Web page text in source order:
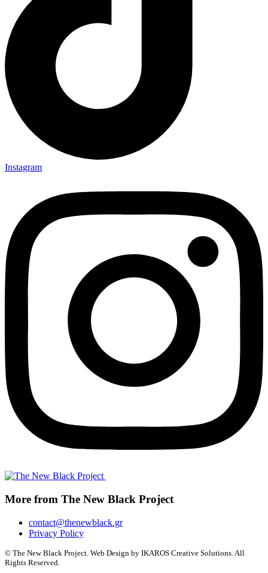
Instagram
More from The New Black Project
contact@thenewblack.gr
Privacy Policy
© The New Black Project. Web Design by IKAROS Creative Solutions. All
Rights Reserved.